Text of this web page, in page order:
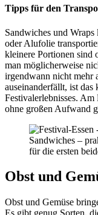
Tipps für den
Sandwiches und Wraps
oder Alufolie
kleinere Portionen sind
man möglicherweise
irgendwann nicht mehr
auseinanderfällt, ist
Festivalerlebnisses. Am
ohne großen Aufwand
Sandwiches –
für die ersten
Obst und
Obst und Gemüse